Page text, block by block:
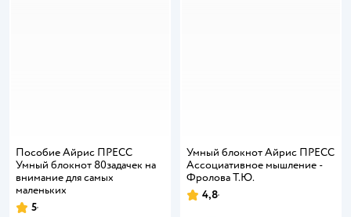
Пособие Айрис ПРЕСС
Умный блокнот 80задачек на
внимание для самых
маленьких
5
Умный блокнот Айрис ПРЕСС
Ассоциативное мышление -
Фролова Т.Ю.
4,8